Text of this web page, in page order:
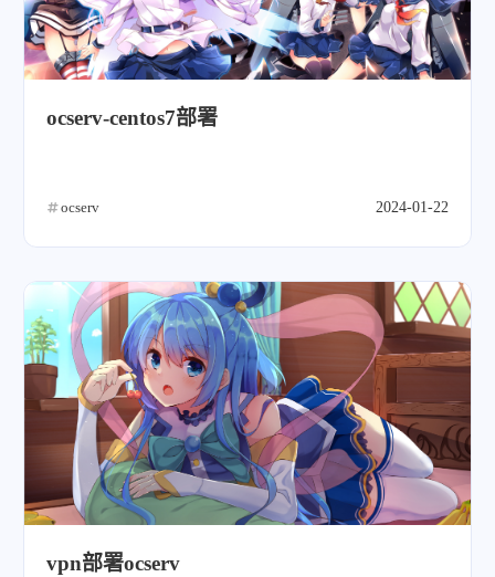
微信 支付宝
ocserv-centos7部署
ocserv 2024-01-22
vpn部署ocserv